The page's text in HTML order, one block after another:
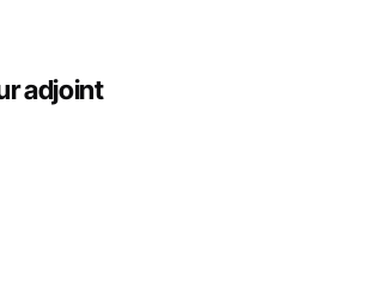
adjoint